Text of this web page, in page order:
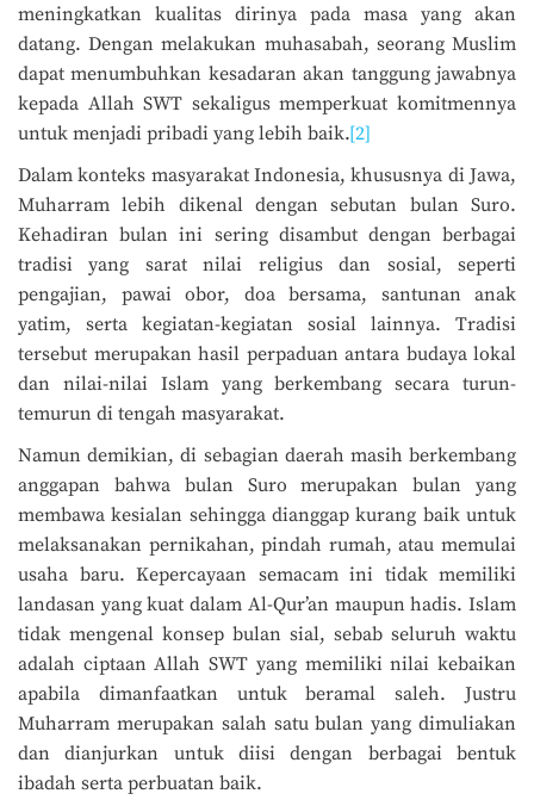
meningkatkan kualitas dirinya pada masa yang akan
datang. Dengan melakukan muhasabah, seorang Muslim
dapat menumbuhkan kesadaran akan tanggung jawabnya
kepada Allah SWT sekaligus memperkuat komitmennya
untuk menjadi pribadi yang lebih baik.[2]
Dalam konteks masyarakat Indonesia, khususnya di Jawa,
Muharram lebih dikenal dengan sebutan bulan Suro.
Kehadiran bulan ini sering disambut dengan berbagai
tradisi yang sarat nilai religius dan sosial, seperti
pengajian, pawai obor, doa bersama, santunan anak
yatim, serta kegiatan-kegiatan sosial lainnya. Tradisi
tersebut merupakan hasil perpaduan antara budaya lokal
dan nilai-nilai Islam yang berkembang secara turun-
temurun di tengah masyarakat.
Namun demikian, di sebagian daerah masih berkembang
anggapan bahwa bulan Suro merupakan bulan yang
membawa kesialan sehingga dianggap kurang baik untuk
melaksanakan pernikahan, pindah rumah, atau memulai
usaha baru. Kepercayaan semacam ini tidak memiliki
landasan yang kuat dalam Al-Qur’an maupun hadis. Islam
tidak mengenal konsep bulan sial, sebab seluruh waktu
adalah ciptaan Allah SWT yang memiliki nilai kebaikan
apabila dimanfaatkan untuk beramal saleh. Justru
Muharram merupakan salah satu bulan yang dimuliakan
dan dianjurkan untuk diisi dengan berbagai bentuk
ibadah serta perbuatan baik.